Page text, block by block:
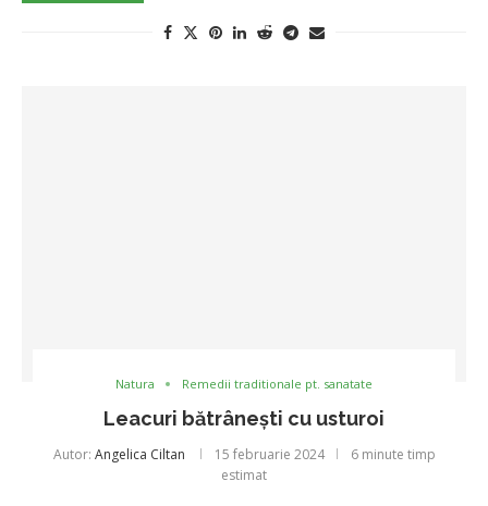
Natura Remedii traditionale pt. sanatate
Leacuri bătrânești cu usturoi
Autor: Angelica Ciltan 15 februarie 2024
6 minute timp
estimat